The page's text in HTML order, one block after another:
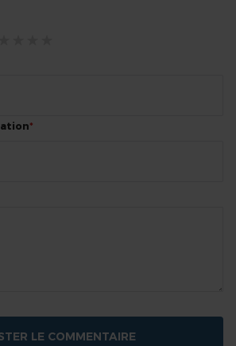
LE COMMENTAIRE